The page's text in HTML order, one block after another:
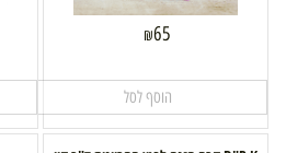
₪65
הוסף לסל